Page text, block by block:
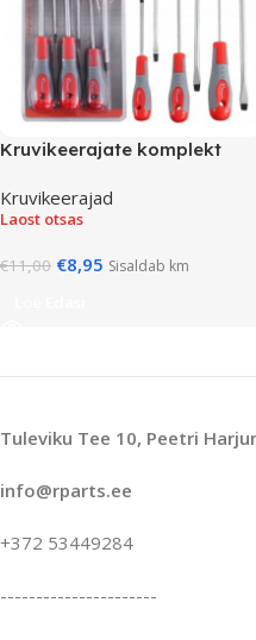
Kruvikeerajate komplekt
Kruvikeerajad
Laost otsas
€11,00 €8,95 Sisaldab km
Tuleviku Tee 10, Peetri
info@rparts.ee
+372 53449284
----------------------